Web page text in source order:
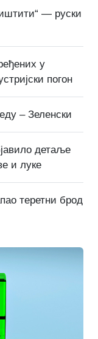
— руски
у
погон
– Зеленски
детаље
и луке
теретни брод